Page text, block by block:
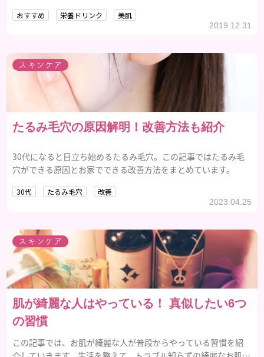
おすすめ 栄養ドリンク 美肌
2019.12.31
スキンケア
たるみ毛穴の原因解明！改善方法も紹介
30代になると目立ち始めるたるみ毛穴。この記事ではたるみ毛
穴ができる原因とお家でできる改善方法をまとめています。
30代 たるみ毛穴 改善
2023.04.25
スキンケア
肌が綺麗な人はやっている！ 真似したい6つ
の習慣
この記事では、お肌が綺麗な人が普段からやっている習慣を紹